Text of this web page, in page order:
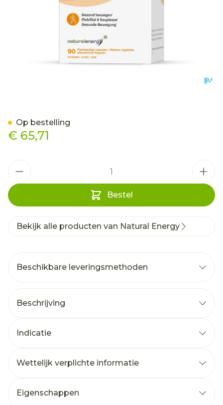
€ 65,71
Bestel
Op bestelling
Bekijk alle producten van Natural Energy
Beschikbare leveringsmethoden
Beschrijving
Indicatie
Wettelijk verplichte informatie
Eigenschappen